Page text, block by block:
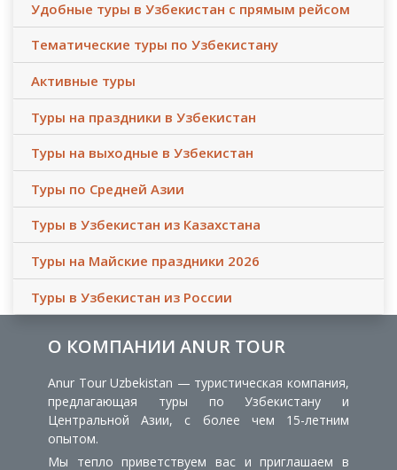
Удобные туры в Узбекистан с прямым рейсом
Тематические туры по Узбекистану
Активные туры
Туры на праздники в Узбекистан
Туры на выходные в Узбекистан
Туры по Средней Азии
Туры в Узбекистан из Казахстана
Туры на Майские праздники 2026
Туры в Узбекистан из России
О КОМПАНИИ ANUR TOUR
Anur Tour Uzbekistan — туристическая компания,
предлагающая туры по Узбекистану и
Центральной Азии, с более чем 15-летним
опытом.
Мы тепло приветствуем вас и приглашаем в